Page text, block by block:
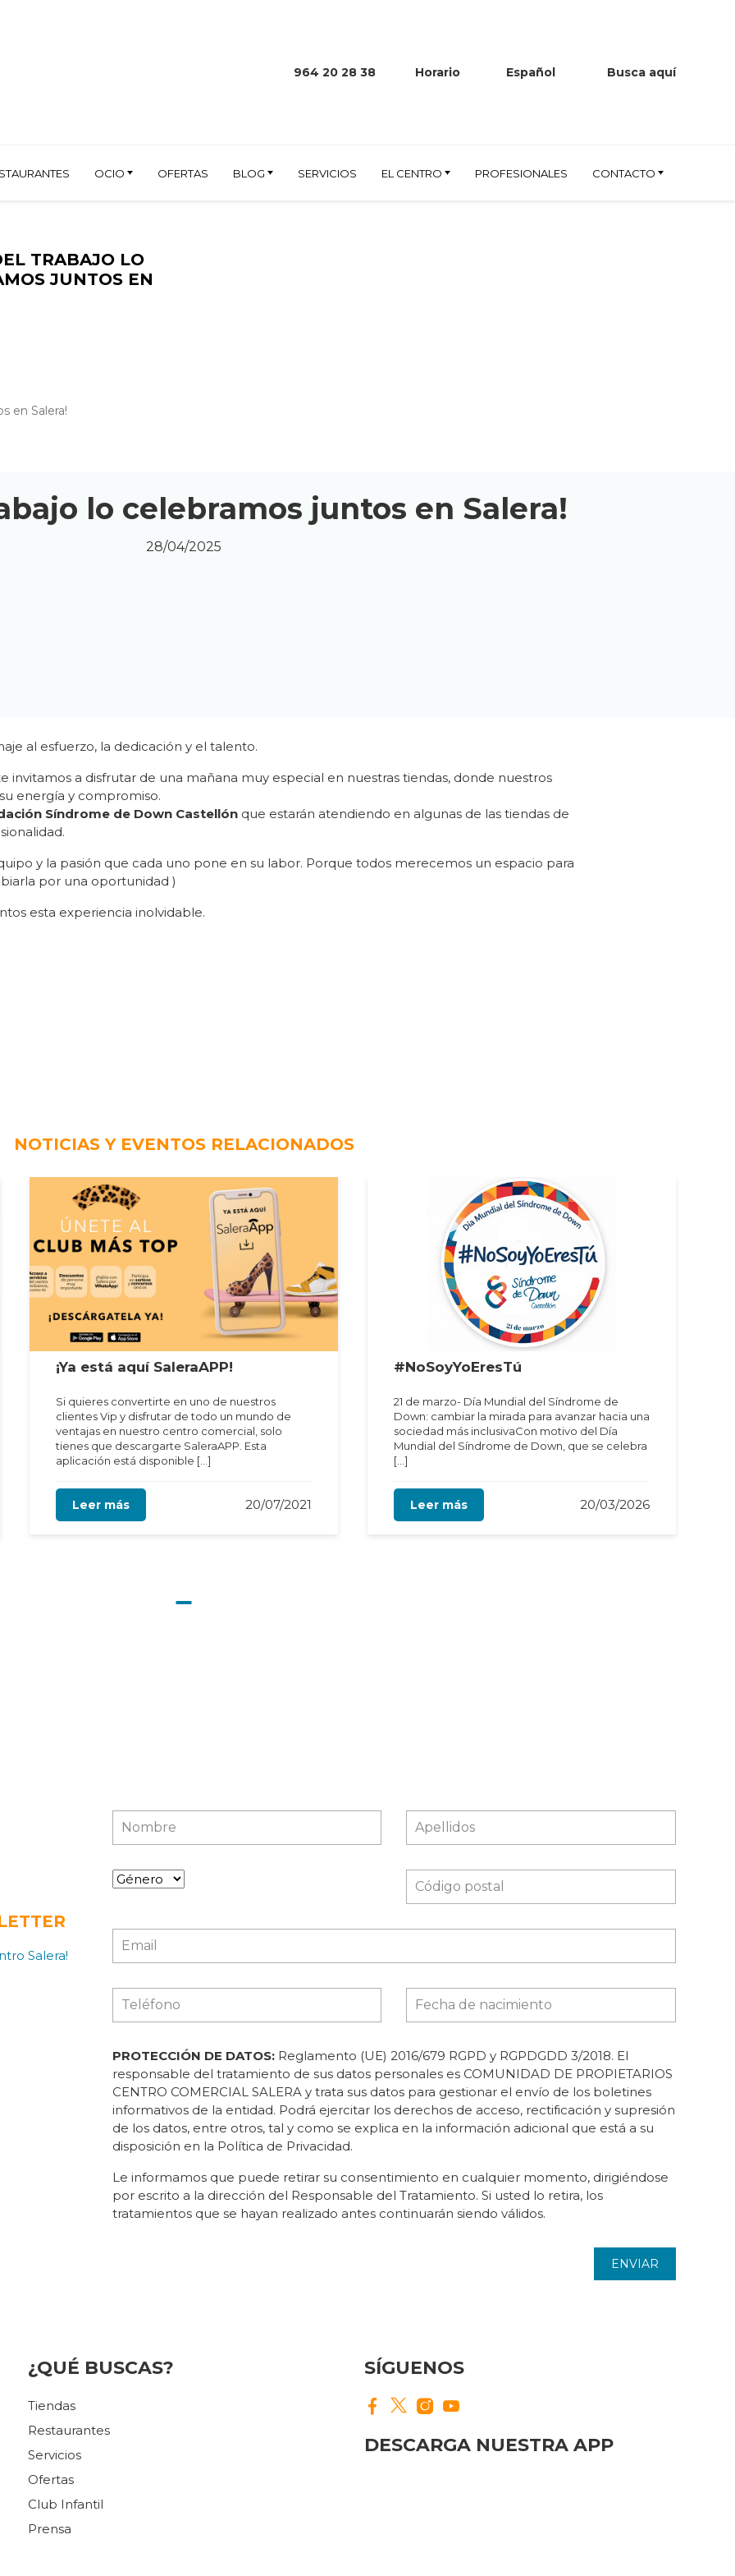
964 20 28 38 Horario Español Busca aquí
OCIO OFERTAS BLOG SERVICIOS EL CENTRO PROFESIONALES CONTACTO
TRABAJO LO
JUNTOS EN
en Salera!
lo celebramos juntos en Salera!
28/04/2025
al esfuerzo, la dedicación y el talento.
invitamos a disfrutar de una mañana muy especial en nuestras tiendas, donde nuestros
energía y compromiso.
Síndrome de Down Castellónque estarán atendiendo en algunas de las tiendas de
y la pasión que cada uno pone en su labor. Porque todos merecemos un espacio para
por una oportunidad )
esta experiencia inolvidable.
NOTICIAS Y EVENTOS RELACIONADOS
¡Ya está aquí SaleraAPP!
Si quieres convertirte en uno de nuestros
clientes Vip y disfrutar de todo un mundo de
ventajas en nuestro centro comercial, solo
tienes que descargarte SaleraAPP. Esta
aplicación está disponible […]
Leer más 20/07/2021
#NoSoyYoEresTú
21 de marzo- Día Mundial del Síndrome de
Down: cambiar la mirada para avanzar hacia una
sociedad más inclusivaCon motivo del Día
Mundial del Síndrome de Down, que se celebra
[…]
Leer más 20/03/2026
Salera!
PROTECCIÓN DE DATOS:Reglamento (UE) 2016/679 RGPD y RGPDGDD 3/2018. El
responsable del tratamiento de sus datos personales es COMUNIDAD DE PROPIETARIOS
CENTRO COMERCIAL SALERA y trata sus datos para gestionar el envío de los boletines
informativos de la entidad. Podrá ejercitar los derechos de acceso, rectificación y supresión
de los datos, entre otros, tal y como se explica en la información adicional que está a su
disposición en la Política de Privacidad.
Le informamos que puede retirar su consentimiento en cualquier momento, dirigiéndose
por escrito a la dirección del Responsable del Tratamiento. Si usted lo retira, los
tratamientos que se hayan realizado antes continuarán siendo válidos.
ENVIAR
¿QUÉ BUSCAS?
Tiendas
Restaurantes
Servicios
Ofertas
Club Infantil
Prensa
SÍGUENOS
DESCARGA NUESTRA APP